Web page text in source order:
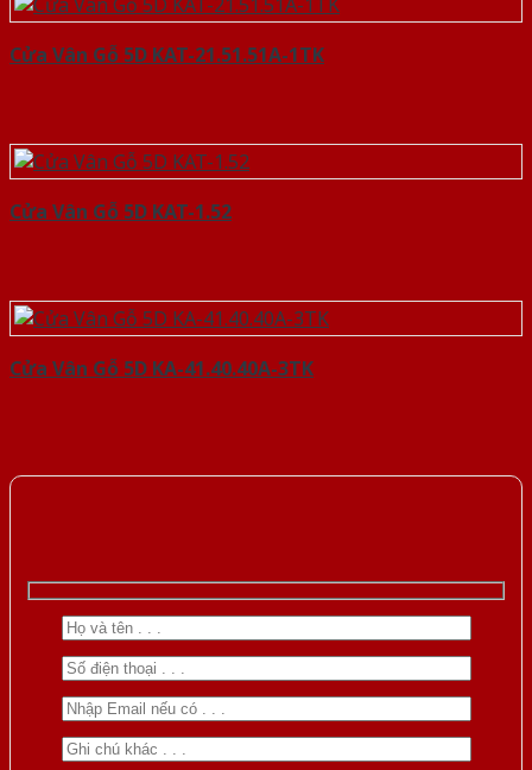
Cửa Vân Gỗ 5D KAT-21.51.51A-1TK
Cửa Vân Gỗ 5D KAT-1.52
Cửa Vân Gỗ 5D KA-41.40.40A-3TK